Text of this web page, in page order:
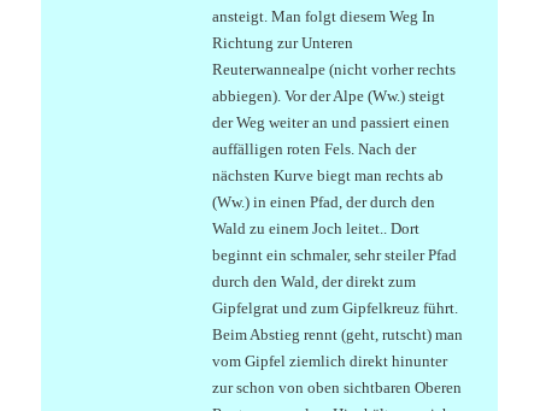
ansteigt. Man folgt diesem Weg In
Richtung zur Unteren
Reuterwannealpe (nicht vorher rechts
abbiegen). Vor der Alpe (Ww.) steigt
der Weg weiter an und passiert einen
auffälligen roten Fels. Nach der
nächsten Kurve biegt man rechts ab
(Ww.) in einen Pfad, der durch den
Wald zu einem Joch leitet.. Dort
beginnt ein schmaler, sehr steiler Pfad
durch den Wald, der direkt zum
Gipfelgrat und zum Gipfelkreuz führt.
Beim Abstieg rennt (geht, rutscht) man
vom Gipfel ziemlich direkt hinunter
zur schon von oben sichtbaren Oberen